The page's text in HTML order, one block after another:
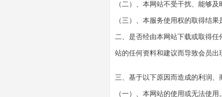
（二）、本网站不受干扰、能够
（三）、本服务使用权的取得结
二、是否经由本网站下载或取得
站的任何资料和建议而导致会员
三、基于以下原因而造成的利润
（一）、本网站的使用或无法使用